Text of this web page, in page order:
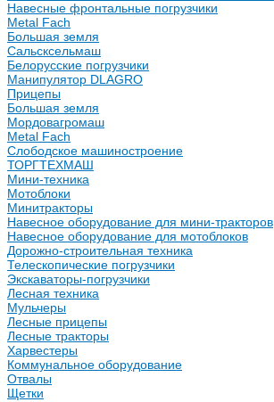
Навесные фронтальные погрузчики
Metal Fach
Большая земля
Сальсксельмаш
Белорусские погрузчики
Манипулятор DLAGRO
Прицепы
Большая земля
Мордовагромаш
Metal Fach
Слободское машиностроение
ТОРГТЕХМАШ
Мини-техника
Мотоблоки
Минитракторы
Навесное оборудование для мини-тракторов
Навесное оборудование для мотоблоков
Дорожно-строительная техника
Телескопические погрузчики
Экскаваторы-погрузчики
Лесная техника
Мульчеры
Лесные прицепы
Лесные тракторы
Харвестеры
Коммунальное оборудование
Отвалы
Щетки